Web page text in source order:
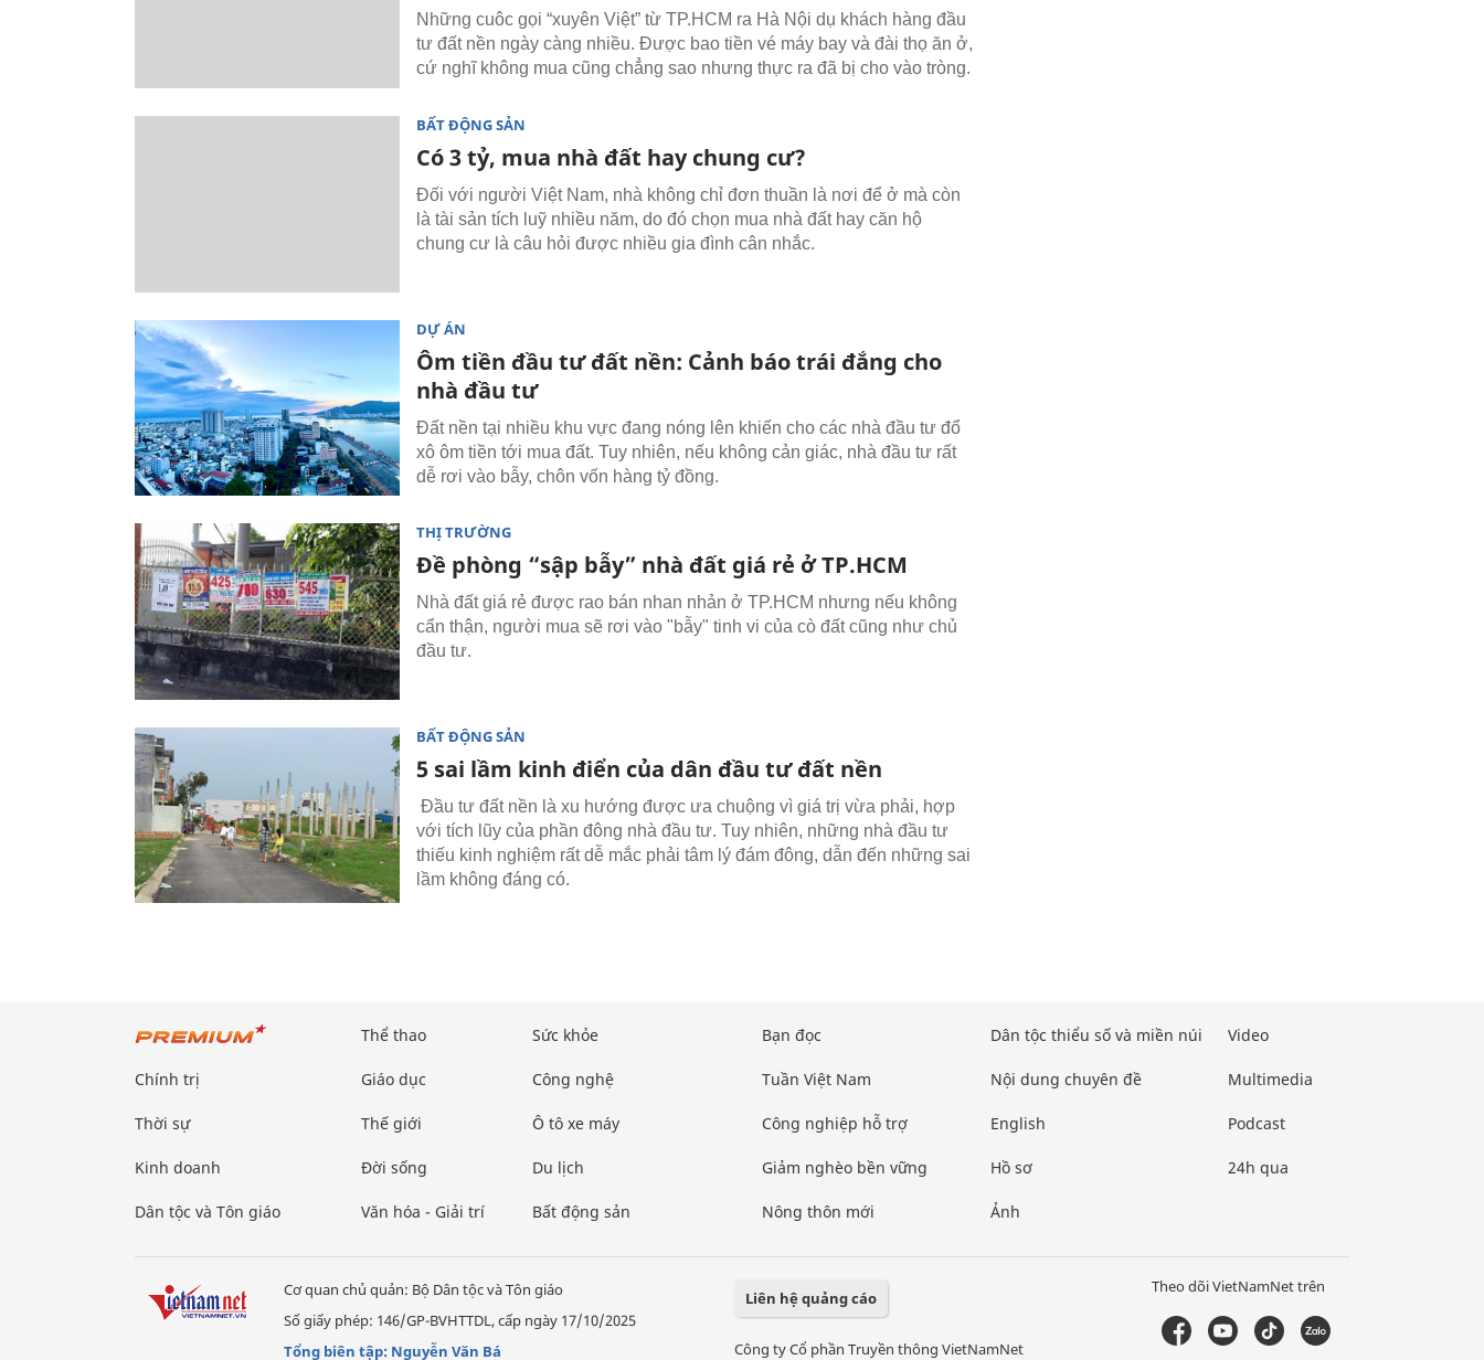
Những cuôc gọi “xuyên Việt” từ TP.HCM ra Hà Nội dụ khách hàng đầu
tư đất nền ngày càng nhiều. Được bao tiền vé máy bay và đài thọ ăn ở,
cứ nghĩ không mua cũng chẳng sao nhưng thực ra đã bị cho vào tròng.
BẤT ĐỘNG SẢN
Có 3 tỷ, mua nhà đất hay chung cư?
Đối với người Việt Nam, nhà không chỉ đơn thuần là nơi để ở mà còn
là tài sản tích luỹ nhiều năm, do đó chọn mua nhà đất hay căn hộ
chung cư là câu hỏi được nhiều gia đình cân nhắc.
DỰ ÁN
Ôm tiền đầu tư đất nền: Cảnh báo trái đắng cho
nhà đầu tư
Đất nền tại nhiều khu vực đang nóng lên khiến cho các nhà đầu tư đổ
xô ôm tiền tới mua đất. Tuy nhiên, nếu không cản giác, nhà đầu tư rất
dễ rơi vào bẫy, chôn vốn hàng tỷ đồng.
THỊ TRƯỜNG
Đề phòng “sập bẫy” nhà đất giá rẻ ở TP.HCM
Nhà đất giá rẻ được rao bán nhan nhản ở TP.HCM nhưng nếu không
cẩn thận, người mua sẽ rơi vào "bẫy" tinh vi của cò đất cũng như chủ
đầu tư.
BẤT ĐỘNG SẢN
5 sai lầm kinh điển của dân đầu tư đất nền
Đầu tư đất nền là xu hướng được ưa chuộng vì giá trị vừa phải, hợp
với tích lũy của phần đông nhà đầu tư. Tuy nhiên, những nhà đầu tư
thiếu kinh nghiệm rất dễ mắc phải tâm lý đám đông, dẫn đến những sai
lầm không đáng có.
Chính trị
Thời sự
Kinh doanh
Dân tộc và Tôn giáo
Thể thao
Giáo dục
Thế giới
Đời sống
Văn hóa - Giải trí
Sức khỏe
Công nghệ
Ô tô xe máy
Du lịch
Bất động sản
Bạn đọc
Tuần Việt Nam
Công nghiệp hỗ trợ
Giảm nghèo bền vững
Nông thôn mới
Dân tộc thiểu số và miền núi
Nội dung chuyên đề
English
Hồ sơ
Ảnh
Video
Multimedia
Podcast
24h qua
Cơ quan chủ quản: Bộ Dân tộc và Tôn giáo
Số giấy phép: 146/GP-BVHTTDL, cấp ngày 17/10/2025
Tổng biên tập: Nguyễn Văn Bá
Liên hệ quảng cáo
Công ty Cổ phần Truyền thông VietNamNet
Theo dõi VietNamNet trên